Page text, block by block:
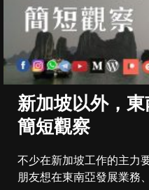
新加坡以外，
簡短觀察
不少在新加坡工作的主力
朋友想在東南亞發展業務